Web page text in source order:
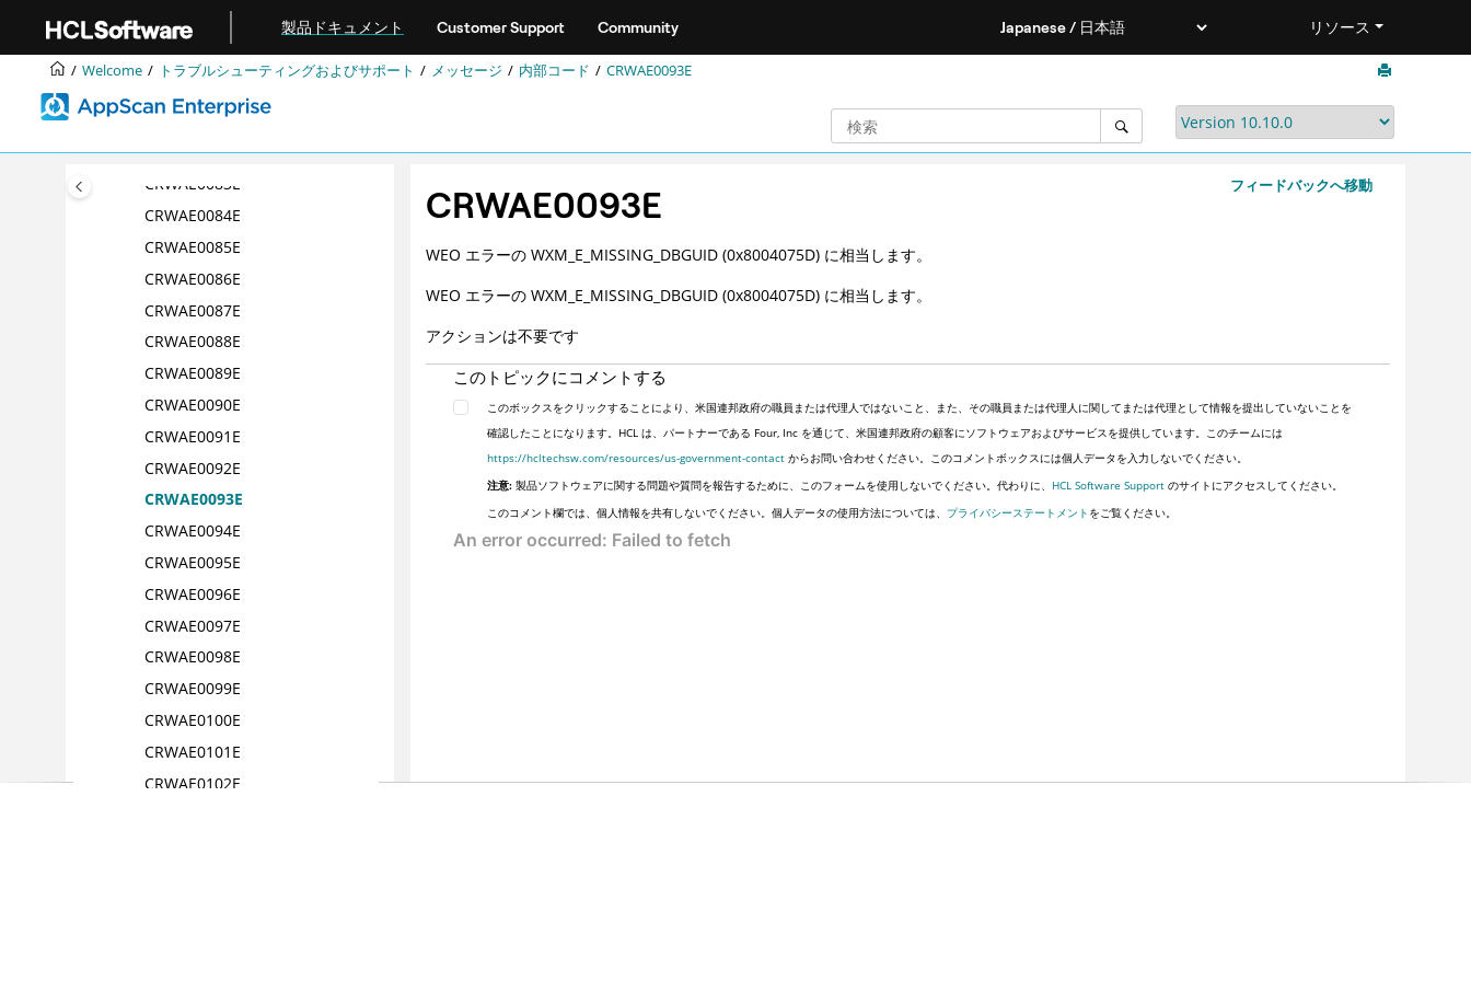
製品ドキュメント Customer Support Community リソース
Welcome トラブルシューティングおよびサポート メッセージ 内部コード CRWAE0093E
CRWAE0078E
CRWAE0079E
CRWAE0081E
CRWAE0082E
CRWAE0083E
CRWAE0084E
CRWAE0085E
CRWAE0086E
CRWAE0087E
CRWAE0088E
CRWAE0089E
CRWAE0090E
CRWAE0091E
CRWAE0092E
CRWAE0093E
CRWAE0094E
CRWAE0095E
CRWAE0096E
CRWAE0097E
CRWAE0098E
CRWAE0099E
CRWAE0100E
CRWAE0101E
CRWAE0102E
フィードバックへ移動
CRWAE0093E
WEO エラーの WXM_E_MISSING_DBGUID (0x8004075D) に相当します。
WEO エラーの WXM_E_MISSING_DBGUID (0x8004075D) に相当します。
アクションは不要です
このトピックにコメントする
このボックスをクリックすることにより、米国連邦政府の職員または代理人ではないこと、また、その職員または代理人に関してまたは代理として情報を提出していないことを
確認したことになります。HCL は、パートナーである Four, Inc を通じて、米国連邦政府の顧客にソフトウェアおよびサービスを提供しています。このチームには
https://hcltechsw.com/resources/us-government-contact からお問い合わせください。このコメントボックスには個人データを入力しないでください。
注意: 製品ソフトウェアに関する問題や質問を報告するために、このフォームを使用しないでください。代わりに、 HCL Software Support のサイトにアクセスしてください。
このコメント欄では、個人情報を共有しないでください。個人データの使用方法については、 プライバシーステートメント をご覧ください。